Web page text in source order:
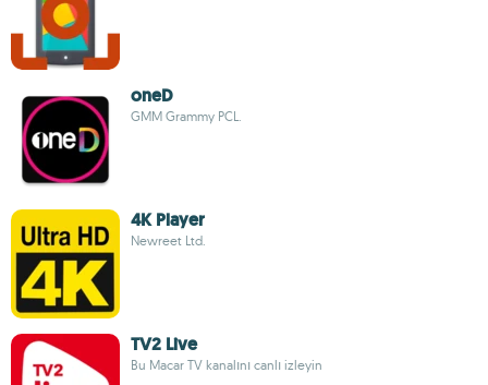
oneD
GMM Grammy PCL.
4K Player
Newreet Ltd.
TV2 Live
Bu Macar TV kanalını canlı izleyin